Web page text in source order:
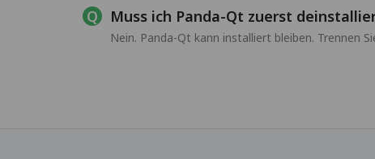
Muss ich Panda-Qt zuerst
Nein. Panda-Qt kann installiert bleiben. Trennen